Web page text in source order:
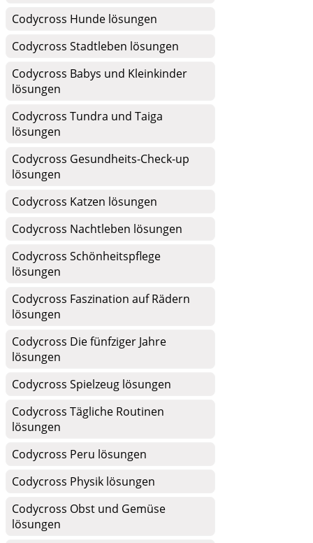
Codycross Hunde lösungen
Codycross Stadtleben lösungen
Codycross Babys und Kleinkinder
lösungen
Codycross Tundra und Taiga
lösungen
Codycross Gesundheits-Check-up
lösungen
Codycross Katzen lösungen
Codycross Nachtleben lösungen
Codycross Schönheitspflege
lösungen
Codycross Faszination auf Rädern
lösungen
Codycross Die fünfziger Jahre
lösungen
Codycross Spielzeug lösungen
Codycross Tägliche Routinen
lösungen
Codycross Peru lösungen
Codycross Physik lösungen
Codycross Obst und Gemüse
lösungen